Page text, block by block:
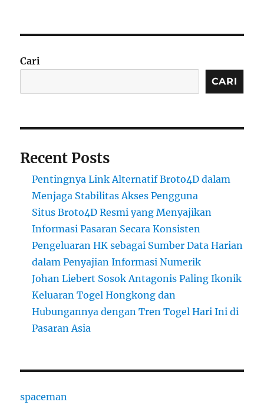
Cari
CARI
Recent Posts
Pentingnya Link Alternatif Broto4D dalam
Menjaga Stabilitas Akses Pengguna
Situs Broto4D Resmi yang Menyajikan
Informasi Pasaran Secara Konsisten
Pengeluaran HK sebagai Sumber Data Harian
dalam Penyajian Informasi Numerik
Johan Liebert Sosok Antagonis Paling Ikonik
Keluaran Togel Hongkong dan
Hubungannya dengan Tren Togel Hari Ini di
Pasaran Asia
spaceman